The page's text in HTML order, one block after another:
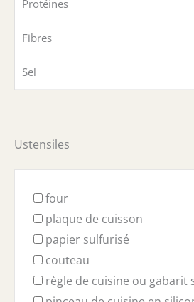
Protéines
Fibres
Sel
Ustensiles
four
plaque de cuisson
papier sulfurisé
couteau
règle de cuisine ou gabarit